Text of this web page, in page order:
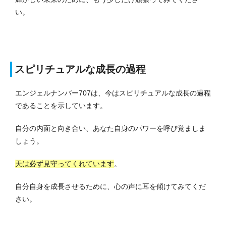
い。
スピリチュアルな成長の過程
エンジェルナンバー707は、今はスピリチュアルな成長の過程
であることを示しています。
自分の内面と向き合い、あなた自身のパワーを呼び覚ましま
しょう。
天は必ず見守ってくれています。
自分自身を成長させるために、心の声に耳を傾けてみてくだ
さい。